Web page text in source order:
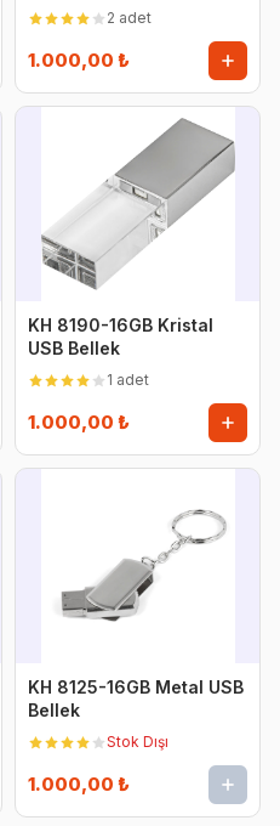
2 adet
1.000,00 ₺
KH 8190-16GB Kristal
USB Bellek
1 adet
1.000,00 ₺
KH 8125-16GB Metal USB
Bellek
Stok Dışı
1.000,00 ₺